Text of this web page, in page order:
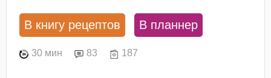
В книгу рецептов В планнер
30 мин 83 187